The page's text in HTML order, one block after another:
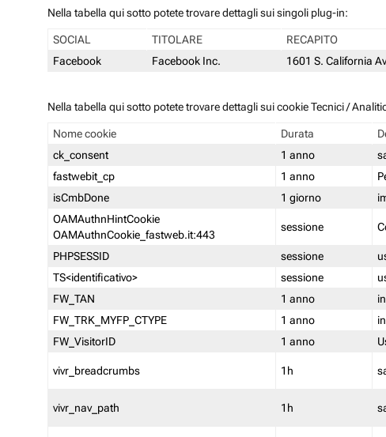
Nella tabella qui sotto potete trovare dettagli sui singoli plug-in:
SOCIAL TITOLARE RECAPITO
Facebook
Facebook Inc. 1601 S. California
Nella tabella qui sotto potete trovare dettagli sui cookie Tecnici /
Nome cookie Durata
ck_consent
1 anno
fastwebit_cp
1 anno
isCmbDone
1 giorno
OAMAuthnHintCookie
OAMAuthnCookie_fastweb.it:443
sessione
PHPSESSID sessione
TS<identificativo>
sessione
FW_TAN
1 anno
FW_TRK_MYFP_CTYPE
1 anno
FW_VisitorID
1 anno
vivr_breadcrumbs 1h
vivr_nav_path 1h